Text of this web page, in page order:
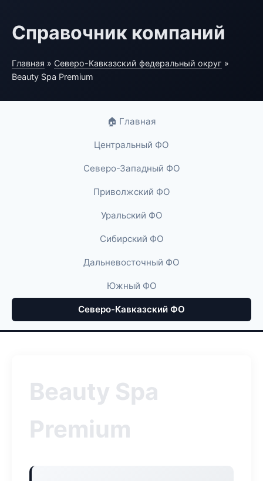
Справочник компаний
Главная » Северо-Кавказский федеральный округ »
Beauty Spa Premium
🏠 Главная
Центральный ФО
Северо-Западный ФО
Приволжский ФО
Уральский ФО
Сибирский ФО
Дальневосточный ФО
Южный ФО
Северо-Кавказский ФО
Beauty Spa
Premium